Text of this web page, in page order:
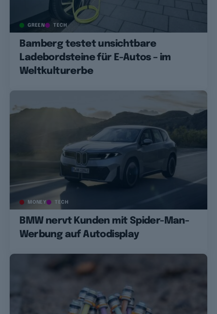
GREEN TECH
Bamberg testet unsichtbare
Ladebordsteine für E-Autos – im
Weltkulturerbe
MONEY TECH
BMW nervt Kunden mit Spider-Man-
Werbung auf Autodisplay